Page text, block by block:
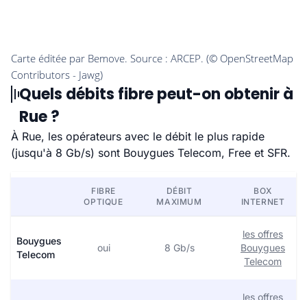
Quels débits fibre peut-on obtenir à
Rue ?
À Rue, les opérateurs avec le débit le plus rapide
(jusqu'à 8 Gb/s) sont Bouygues Telecom, Free et SFR.
FIBRE
OPTIQUE
DÉBIT
MAXIMUM
BOX
INTERNET
Bouygues
Telecom
oui 8 Gb/s
les offres
Bouygues
Telecom
les offres